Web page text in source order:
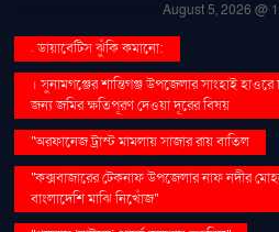
August 5, 2026 @
. ডায়াবেটিস ঝুঁকি কমানো:
। সুনামগঞ্জের শান্তিগঞ্জ উপজেলার সাংহাই
জন্য জমির ক্ষতিপূরণ দেওয়া দূরের বিষয়
''অরফানেজ ট্রাস্ট মামলায় সাজার রায় বাতিল
''কক্সবাজারের টেকনাফ উপজেলার নাফ নদীর
বাংলাদেশি মাঝি নিখোঁজ''